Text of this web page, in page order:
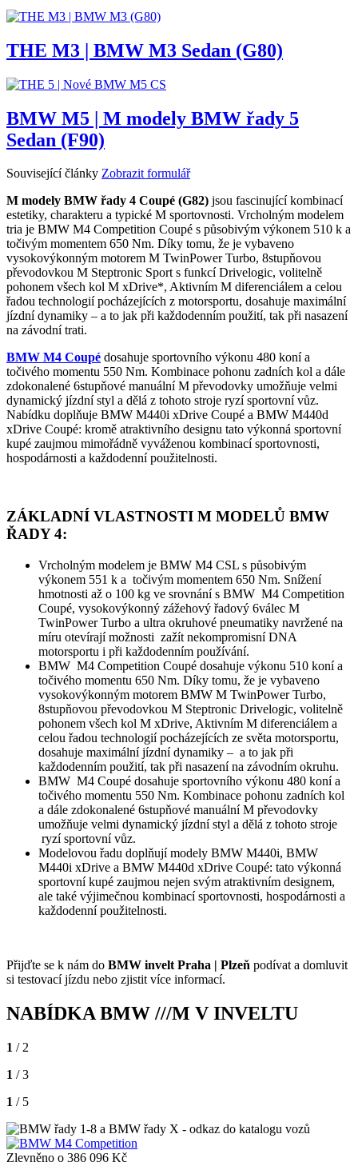
THE M3 | BMW M3 Sedan (G80)
BMW M5 | M modely BMW řady 5
Sedan (F90)
Související články Zobrazit formulář
M modely BMW řady 4 Coupé (G82) jsou fascinující kombinací
estetiky, charakteru a typické M sportovnosti. Vrcholným modelem
tria je BMW M4 Competition Coupé s působivým výkonem 510 k a
točivým momentem 650 Nm. Díky tomu, že je vybaveno
vysokovýkonným motorem M TwinPower Turbo, 8stupňovou
převodovkou M Steptronic Sport s funkcí Drivelogic, volitelně
pohonem všech kol M xDrive*, Aktivním M diferenciálem a celou
řadou technologií pocházejících z motorsportu, dosahuje maximální
jízdní dynamiky – a to jak při každodenním použití, tak při nasazení
na závodní trati.
BMW M4 Coupé dosahuje sportovního výkonu 480 koní a
točivého momentu 550 Nm. Kombinace pohonu zadních kol a dále
zdokonalené 6stupňové manuální M převodovky umožňuje velmi
dynamický jízdní styl a dělá z tohoto stroje ryzí sportovní vůz.
Nabídku doplňuje BMW M440i xDrive Coupé a BMW M440d
xDrive Coupé: kromě atraktivního designu tato výkonná sportovní
kupé zaujmou mimořádně vyváženou kombinací sportovnosti,
hospodárnosti a každodenní použitelnosti.
ZÁKLADNÍ VLASTNOSTI M MODELŮ BMW
ŘADY 4:
Vrcholným modelem je BMW M4 CSL s působivým
výkonem 551 k a točivým momentem 650 Nm. Snížení
hmotnosti až o 100 kg ve srovnání s BMW M4 Competition
Coupé, vysokovýkonný zážehový řadový 6válec M
TwinPower Turbo a ultra okruhové pneumatiky navržené na
míru otevírají možnosti zažít nekompromisní DNA
motorsportu i při každodenním používání.
BMW M4 Competition Coupé dosahuje výkonu 510 koní a
točivého momentu 650 Nm. Díky tomu, že je vybaveno
vysokovýkonným motorem BMW M TwinPower Turbo,
8stupňovou převodovkou M Steptronic Drivelogic, volitelně
pohonem všech kol M xDrive, Aktivním M diferenciálem a
celou řadou technologií pocházejících ze světa motorsportu,
dosahuje maximální jízdní dynamiky – a to jak při
každodenním použití, tak při nasazení na závodním okruhu.
BMW M4 Coupé dosahuje sportovního výkonu 480 koní a
točivého momentu 550 Nm. Kombinace pohonu zadních kol
a dále zdokonalené 6stupňové manuální M převodovky
umožňuje velmi dynamický jízdní styl a dělá z tohoto stroje
ryzí sportovní vůz.
Modelovou řadu doplňují modely BMW M440i, BMW
M440i xDrive a BMW M440d xDrive Coupé: tato výkonná
sportovní kupé zaujmou nejen svým atraktivním designem,
ale také výjimečnou kombinací sportovnosti, hospodárnosti a
každodenní použitelnosti.
Přijďte se k nám do BMW invelt Praha | Plzeň podívat a domluvit
si testovací jízdu nebo zjistit více informací.
NABÍDKA BMW ///M V INVELTU
1 / 2
1 / 3
1 / 5
Zlevněno o 386 096 Kč